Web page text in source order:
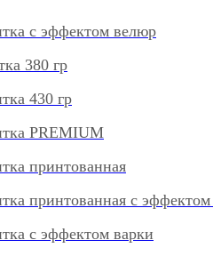
с эффектом велюр
380 гр
430 гр
PREMIUM
принтованная
принтованная с
с эффектом варки